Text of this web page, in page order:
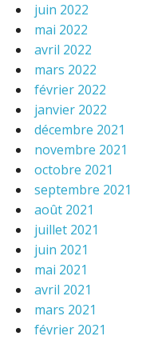
juin 2022
mai 2022
avril 2022
mars 2022
février 2022
janvier 2022
décembre 2021
novembre 2021
octobre 2021
septembre 2021
août 2021
juillet 2021
juin 2021
mai 2021
avril 2021
mars 2021
février 2021